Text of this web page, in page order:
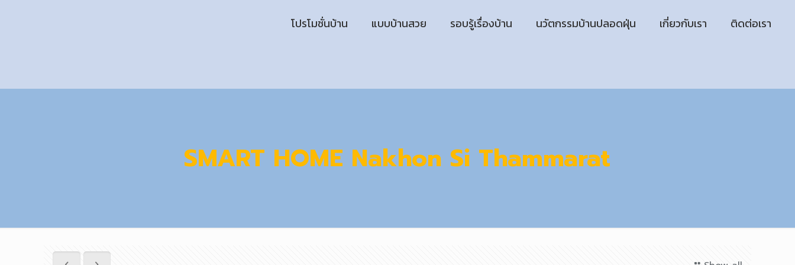
โปรโมชั่นบ้าน แบบบ้านสวย รอบรู้เรื่องบ้าน นวัตกรรมบ้านปลอดฝุ่น เกี่ยวกับเรา ติดต่อเรา
SMART HOME Nakhon Si Thammarat